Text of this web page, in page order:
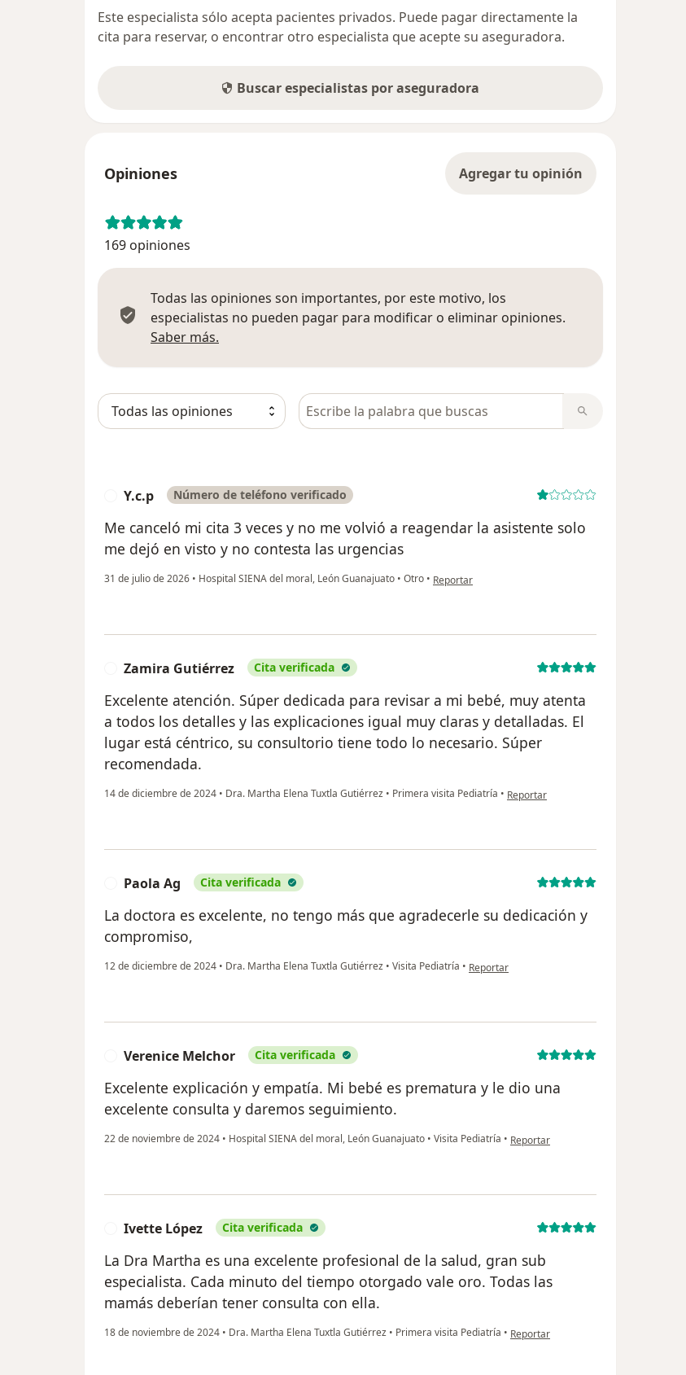
Este especialista sólo acepta pacientes privados. Puede pagar directamente la
cita para reservar, o encontrar otro especialista que acepte su aseguradora.
Buscar especialistas por aseguradora
Opiniones Agregar tu opinión
169 opiniones
Todas las opiniones son importantes, por este motivo, los
especialistas no pueden pagar para modificar o eliminar opiniones.
Saber más.
Busca en opiniones
Y.c.p Número de teléfono verificado
Me canceló mi cita 3 veces y no me volvió a reagendar la asistente solo
me dejó en visto y no contesta las urgencias
31 de julio de 2026 • Hospital SIENA del moral, León Guanajuato • Otro • en opinión del usuario Y.c.p
Reportar
Zamira Gutiérrez Cita verificada
Excelente atención. Súper dedicada para revisar a mi bebé, muy atenta
a todos los detalles y las explicaciones igual muy claras y detalladas. El
lugar está céntrico, su consultorio tiene todo lo necesario. Súper
recomendada.
14 de diciembre de 2024 • Dra. Martha Elena Tuxtla Gutiérrez • Primera visita Pediatría • en opinión del usuario Zamira Gutiérrez
Reportar
Paola Ag Cita verificada
La doctora es excelente, no tengo más que agradecerle su dedicación y
compromiso,
12 de diciembre de 2024 • Dra. Martha Elena Tuxtla Gutiérrez • Visita Pediatría • en opinión del usuario Paola Ag
Reportar
Verenice Melchor Cita verificada
Excelente explicación y empatía. Mi bebé es prematura y le dio una
excelente consulta y daremos seguimiento.
22 de noviembre de 2024 • Hospital SIENA del moral, León Guanajuato • Visita Pediatría • en opinión del usuario Verenice Melchor
Reportar
Ivette López Cita verificada
La Dra Martha es una excelente profesional de la salud, gran sub
especialista. Cada minuto del tiempo otorgado vale oro. Todas las
mamás deberían tener consulta con ella.
18 de noviembre de 2024 • Dra. Martha Elena Tuxtla Gutiérrez • Primera visita Pediatría • en opinión del usuario Ivette López
Reportar